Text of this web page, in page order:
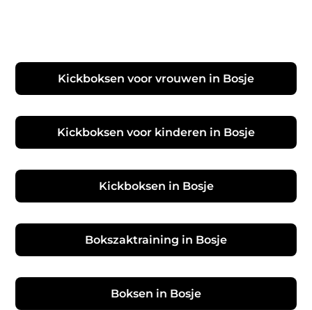
Kickboksen voor vrouwen in Bosje
Kickboksen voor kinderen in Bosje
Kickboksen in Bosje
Bokszaktraining in Bosje
Boksen in Bosje